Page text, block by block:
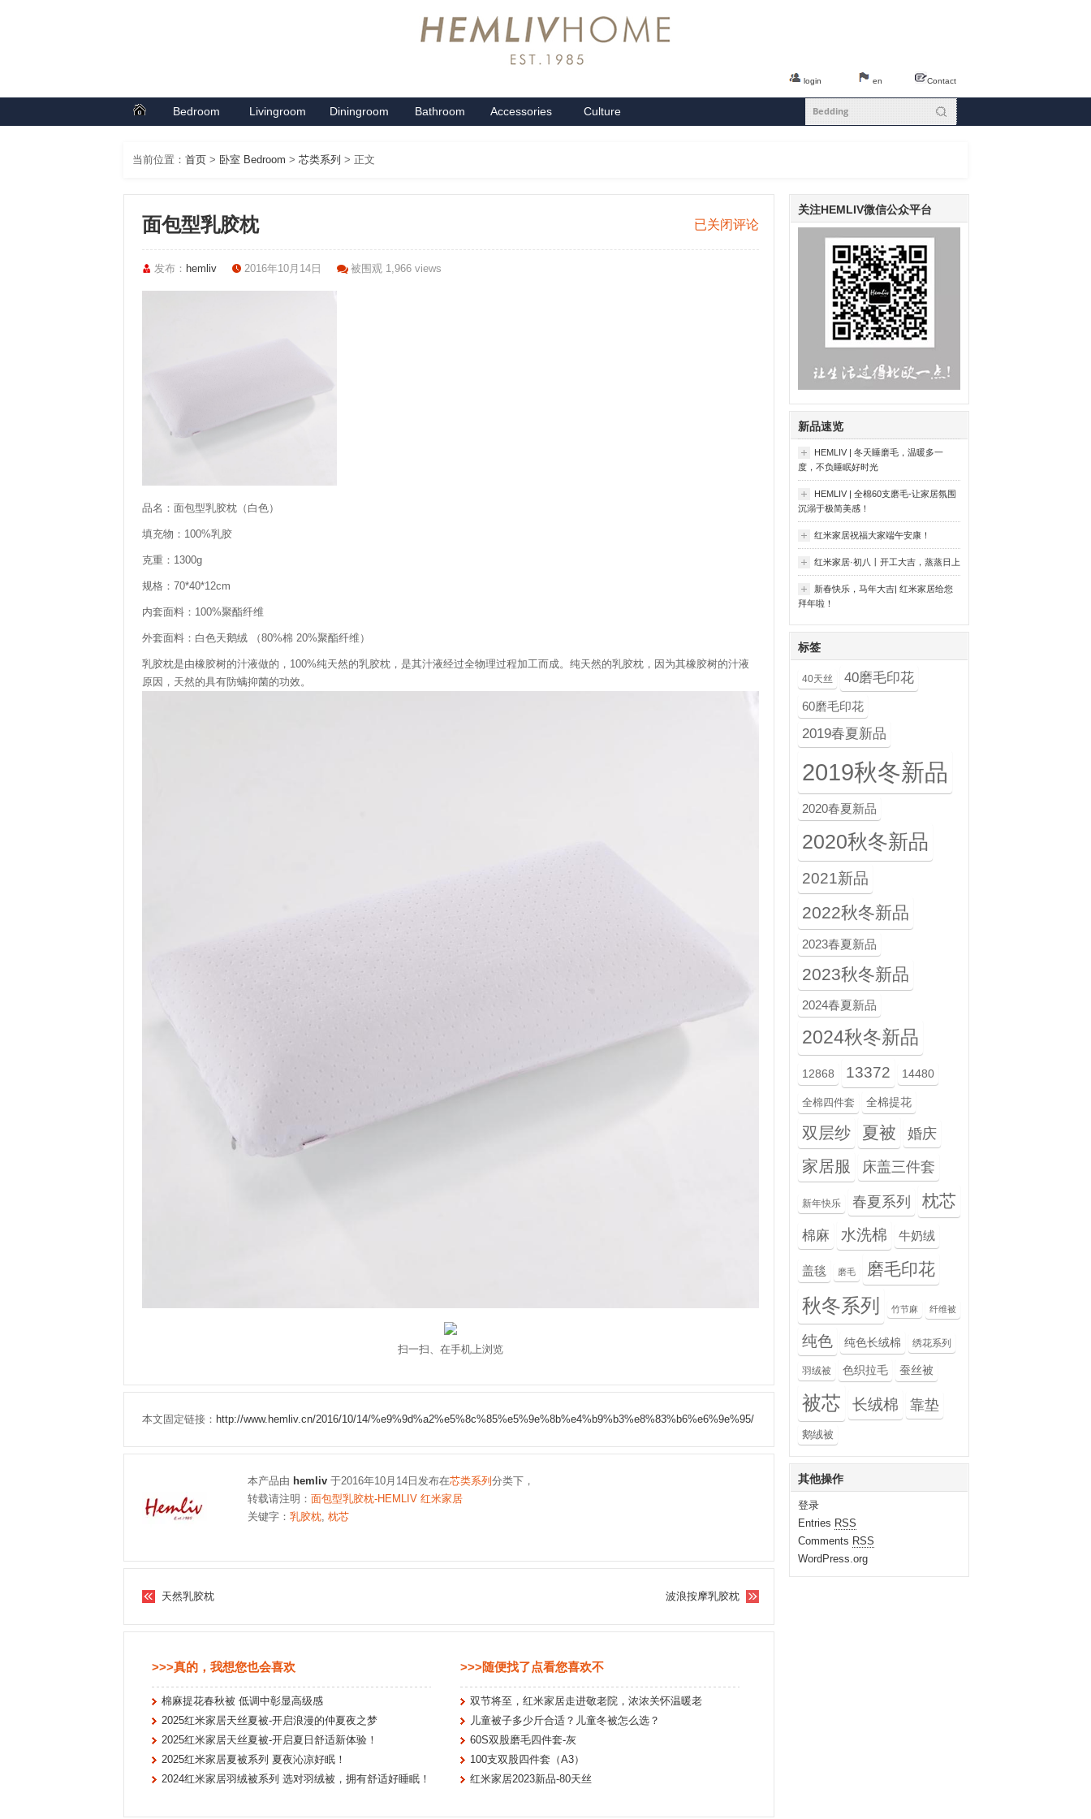
Contact
en
login
Bedroom Livingroom Diningroom Bathroom Accessories Culture
当前位置： 首页 > 卧室 Bedroom > 芯类系列 > 正文
面
包
已关闭评论
面包型乳胶枕
发布： hemliv 2016年10月14日 被围观 1,966 views
品名：面包型乳胶枕（白色）
填充物：100%乳胶
克重：1300g
规格：70*40*12cm
内套面料：100%聚酯纤维
外套面料：白色天鹅绒 （80%棉 20%聚酯纤维）
乳胶枕是由橡胶树的汁液做的，100%纯天然的乳胶枕，是其汁液经过全物理过程加工而成。纯天然的乳胶枕，因为其橡胶树的汁液
原因，天然的具有防螨抑菌的功效。
扫一扫、在手机上浏览
本文固定链接： http://www.hemliv.cn/2016/10/14/%e9%9d%a2%e5%8c%85%e5%9e%8b%e4%b9%b3%e8%83%b6%e6%9e%95/
本产品由 hemliv 于2016年10月14日发布在芯类系列 分类下，
转载请注明： 面包型乳胶枕-HEMLIV 红米家居
关键字： 乳胶枕, 枕芯
天然乳胶枕 波浪按摩乳胶枕
>>>真的，我想您也会喜欢
棉麻提花春秋被 低调中彰显高级感
2025红米家居天丝夏被-开启浪漫的仲夏夜之梦
2025红米家居天丝夏被-开启夏日舒适新体验！
2025红米家居夏被系列 夏夜沁凉好眠！
2024红米家居羽绒被系列 选对羽绒被，拥有舒适好睡眠！
>>>随便找了点看您喜欢不
双节将至，红米家居走进敬老院，浓浓关怀温暖老
儿童被子多少斤合适？儿童冬被怎么选？
60S双股磨毛四件套-灰
100支双股四件套（A3）
红米家居2023新品-80天丝
关注HEMLIV微信公众平台
新品速览
HEMLIV | 冬天睡磨毛，温暖多一
度，不负睡眠好时光
HEMLIV | 全棉60支磨毛-让家居氛围
沉溺于极简美感！
红米家居祝福大家端午安康！
红米家居·初八丨开工大吉，蒸蒸日上
新春快乐，马年大吉| 红米家居给您
拜年啦！
标签
40天丝 40磨毛印花
60磨毛印花
2019春夏新品
2019秋冬新品
2020春夏新品
2020秋冬新品
2021新品
2022秋冬新品
2023春夏新品
2023秋冬新品
2024春夏新品
2024秋冬新品
12868 13372 14480
全棉四件套 全棉提花
双层纱 夏被 婚庆
家居服 床盖三件套
新年快乐 春夏系列 枕芯
棉麻 水洗棉 牛奶绒
盖毯 磨毛 磨毛印花
秋冬系列 竹节麻 纤维被
纯色 纯色长绒棉 绣花系列
羽绒被 色织拉毛 蚕丝被
被芯 长绒棉 靠垫
鹅绒被
其他操作
登录
Entries RSS
Comments RSS
WordPress.org